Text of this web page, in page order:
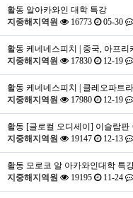
활동 알아카와인 대학 특강
지중해지역원
16773 05-30
활동 케네네스피치 | 중국, 아프
지중해지역원
17830 12-19
활동 케네네스피치 | 클레오파트
지중해지역원
17980 12-19
활동 [글로컬 오디세이] 이슬람
지중해지역원
19147 12-13
활동 모로코 알 아카와인대학 특
지중해지역원
19195 11-24